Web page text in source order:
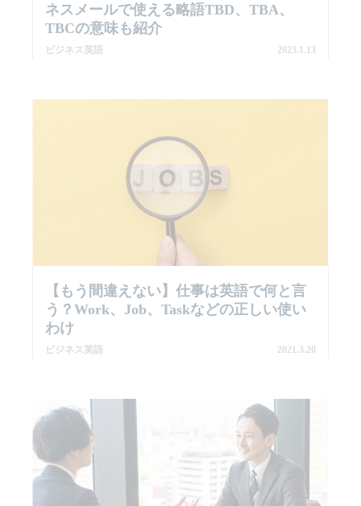
ネスメールで使える略語TBD、TBA、
TBCの意味も紹介
ビジネス英語 2023.1.13
【もう間違えない】仕事は英語で何と言
う？work、job、taskなどの正しい使い
わけ
ビジネス英語 2021.3.20